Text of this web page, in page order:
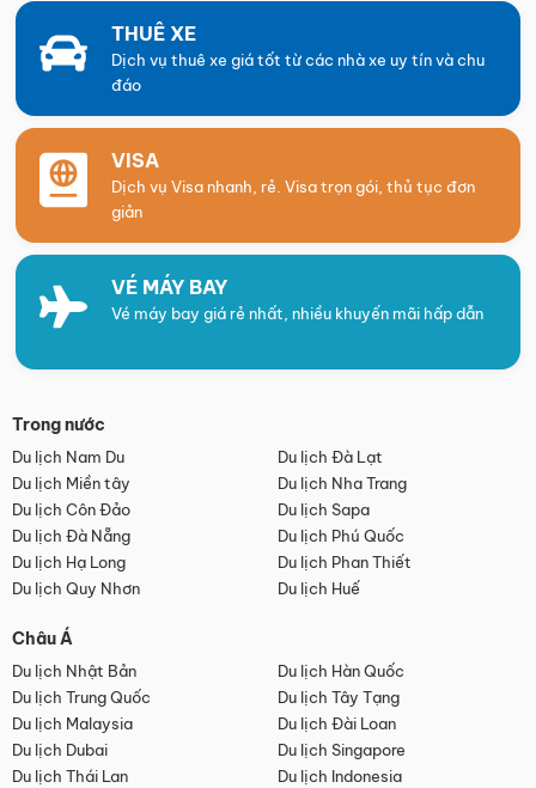
THUÊ XE
Dịch vụ thuê xe giá tốt từ các nhà xe uy tín và chu
đáo
VISA
Dịch vụ Visa nhanh, rẻ. Visa trọn gói, thủ tục đơn
giản
VÉ MÁY BAY
Vé máy bay giá rẻ nhất, nhiều khuyến mãi hấp dẫn
Trong nước
Du lịch Nam Du
Du lịch Đà Lạt
Du lịch Miền tây
Du lịch Nha Trang
Du lịch Côn Đảo
Du lịch Sapa
Du lịch Đà Nẵng
Du lịch Phú Quốc
Du lịch Hạ Long
Du lịch Phan Thiết
Du lịch Quy Nhơn
Du lịch Huế
Châu Á
Du lịch Nhật Bản
Du lịch Hàn Quốc
Du lịch Trung Quốc
Du lịch Tây Tạng
Du lịch Malaysia
Du lịch Đài Loan
Du lịch Dubai
Du lịch Singapore
Du lịch Thái Lan
Du lịch Indonesia